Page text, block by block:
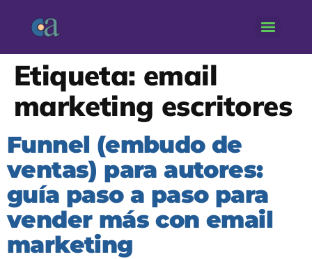
Etiqueta: email
marketing escritores
Funnel (embudo de
ventas) para autores:
guía paso a paso para
vender más con email
marketing